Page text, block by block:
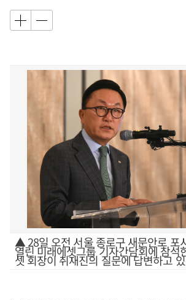
▲ 28일 오전 서울 종로구 새문안로 포
열린 미래에셋그룹 기자간담회에 참석
셋 회장이 취재진의 질문에 답변하고